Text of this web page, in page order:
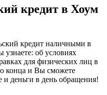
кредит в Хоум
кредит наличными в
об условиях
для физических лиц в
конца и Вы сможете
и деньги в день обращения!